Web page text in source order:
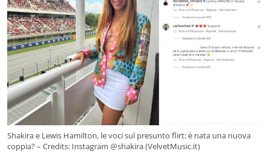
Shakira e Lewis Hamilton, le voci sul presunto flirt: è nata una nuova
coppia? – Credits: Instagram @shakira (VelvetMusic.it)